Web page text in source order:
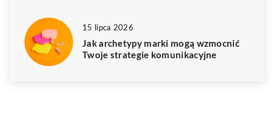
15 lipca 2026
Jak archetypy marki mogą wzmocnić
Twoje strategie komunikacyjne